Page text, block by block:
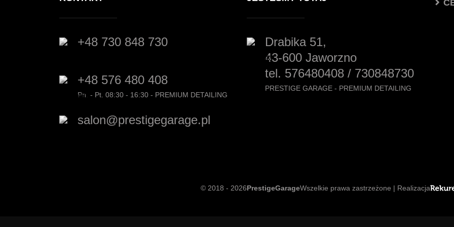
+48 730 848 730
+48 576 480 408
Pn. - Pt. 08:30 - 16:30 - PREMIUM DETAILING
salon@prestigegarage.pl
Drabika 51,
43-600 Jaworzno
tel. 576480408 / 730848730
PRESTIGE GARAGE - PREMIUM DETAILING
© 2018 - 2026PrestigeGarageWszelkie prawa zastrzeżone | Realizacja